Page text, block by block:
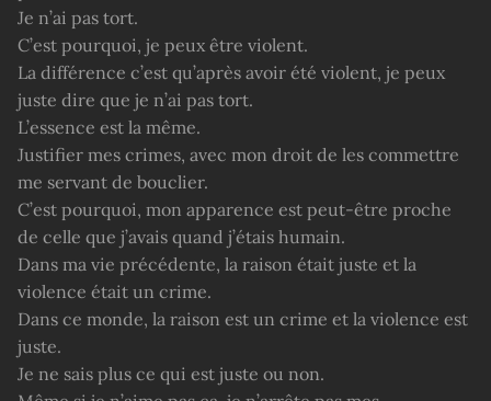
Je n’ai pas tort.
C’est pourquoi, je peux être violent.
La différence c’est qu’après avoir été violent, je peux
juste dire que je n’ai pas tort.
L’essence est la même.
Justifier mes crimes, avec mon droit de les commettre
me servant de bouclier.
C’est pourquoi, mon apparence est peut-être proche
de celle que j’avais quand j’étais humain.
Dans ma vie précédente, la raison était juste et la
violence était un crime.
Dans ce monde, la raison est un crime et la violence est
juste.
Je ne sais plus ce qui est juste ou non.